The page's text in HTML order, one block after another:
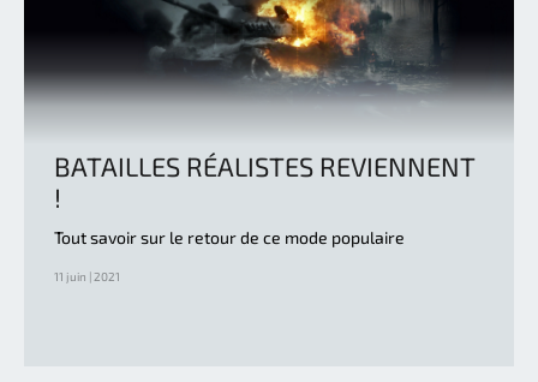
BATAILLES RÉALISTES REVIENNENT
!
Tout savoir sur le retour de ce mode populaire
11 juin | 2021